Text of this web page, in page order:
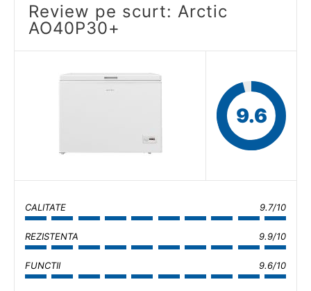
Review pe scurt: Arctic
AO40P30+
9.6
CALITATE 9.7/10
REZISTENTA 9.9/10
FUNCTII 9.6/10